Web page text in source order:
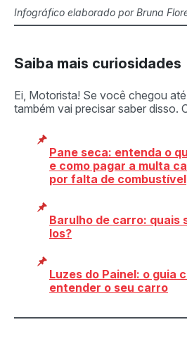
Infográfico elaborado por Bruna
Saiba mais curiosidades
Ei, Motorista! Se você chegou
também vai precisar saber disso.
Pane seca: entenda o
e como pagar a multa
por falta de combustível
Barulho de carro: quais
los?
Luzes do Painel: o guia
entender o seu carro